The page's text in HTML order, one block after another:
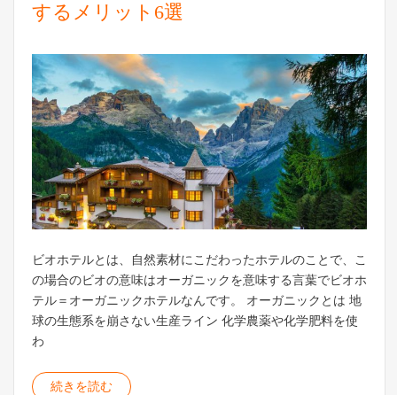
するメリット6選
ビオホテルとは、自然素材にこだわったホテルのことで、こ
の場合のビオの意味はオーガニックを意味する言葉でビオホ
テル＝オーガニックホテルなんです。 オーガニックとは 地
球の生態系を崩さない生産ライン 化学農薬や化学肥料を使
わ
続きを読む